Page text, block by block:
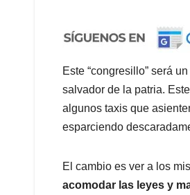
Este “congresillo” será
salvador de la patria.
algunos taxis que
esparciendo
El cambio es ver a los
acomodar las leyes y